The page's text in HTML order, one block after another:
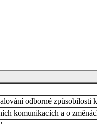
odborné
komunikacích a o